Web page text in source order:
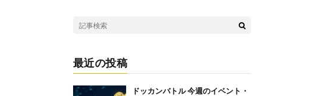
最近の投稿
ドッカンバトル 今週のイベント・